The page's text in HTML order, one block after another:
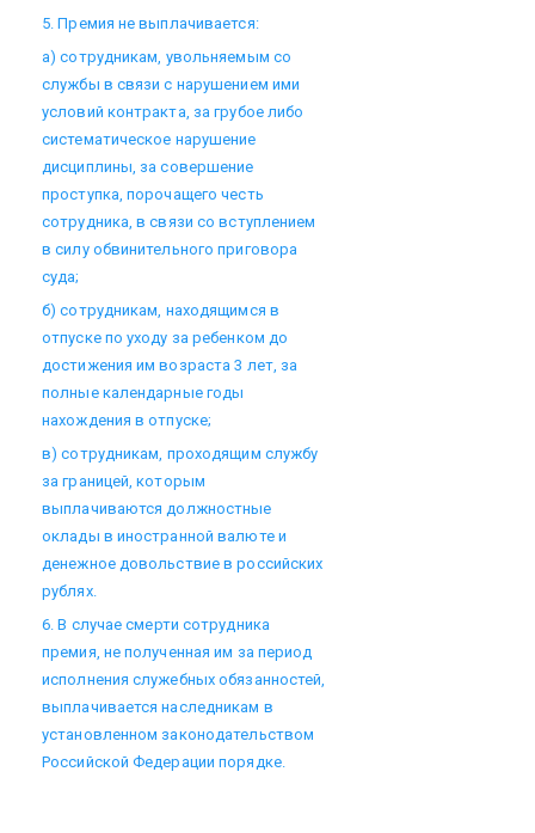
5. Премия не выплачивается:
а) сотрудникам, увольняемым со
службы в связи с нарушением ими
условий контракта, за грубое либо
систематическое нарушение
дисциплины, за совершение
проступка, порочащего честь
сотрудника, в связи со вступлением
в силу обвинительного приговора
суда;
б) сотрудникам, находящимся в
отпуске по уходу за ребенком до
достижения им возраста 3 лет, за
полные календарные годы
нахождения в отпуске;
в) сотрудникам, проходящим службу
за границей, которым
выплачиваются должностные
оклады в иностранной валюте и
денежное довольствие в российских
рублях.
6. В случае смерти сотрудника
премия, не полученная им за период
исполнения служебных обязанностей,
выплачивается наследникам в
установленном законодательством
Российской Федерации порядке.